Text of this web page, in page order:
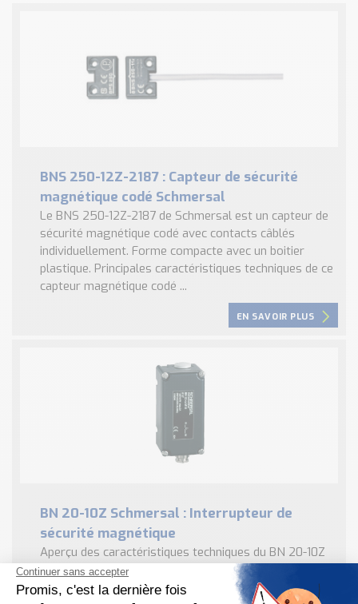
BNS 250-12Z-2187 : Capteur de sécurité
magnétique codé Schmersal
Le BNS 250-12Z-2187 de Schmersal est un capteur de
sécurité magnétique codé avec contacts câblés
individuellement. Forme compacte avec un boitier
plastique. Principales caractéristiques techniques de ce
capteur magnétique codé ...
EN SAVOIR PLUS
BN 20-10Z Schmersal : Interrupteur de
sécurité magnétique
Aperçu des caractéristiques techniques du BN 20-10Z
Schmersal 104 mm x 52 mm x 47 mm 1 Contacts Reed
Fonctionnant sans contact Durée de vie élevée Boîtier